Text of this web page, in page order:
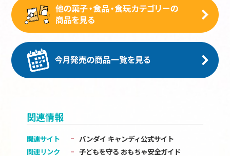
関連情報
関連サイト
バンダイ キャンディ公式サイト
関連リンク
子どもを守る おもちゃ安全ガイド